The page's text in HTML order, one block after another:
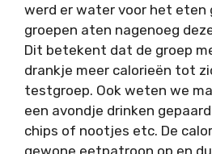
werd er water voor het eten
groepen aten nagenoeg
Dit betekent dat de groep
drankje meer calorieën tot
testgroep. Ook weten we
een avondje drinken
chips of nootjes etc. De
gewone eetpatroon op en